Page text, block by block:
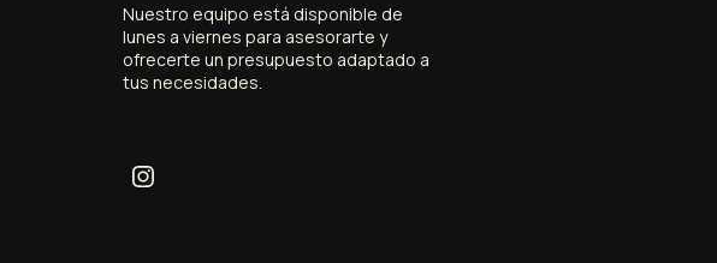
Nuestro equipo está disponible de
lunes a viernes para asesorarte y
ofrecerte un presupuesto adaptado a
tus necesidades.